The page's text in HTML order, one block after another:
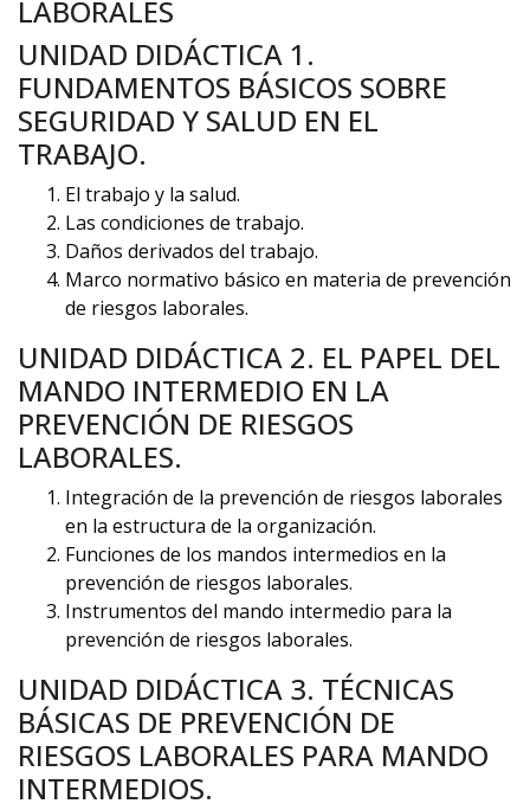
LABORALES
UNIDAD DIDÁCTICA 1.
FUNDAMENTOS BÁSICOS SOBRE
SEGURIDAD Y SALUD EN EL
TRABAJO.
El trabajo y la salud.
Las condiciones de trabajo.
Daños derivados del trabajo.
Marco normativo básico en materia de prevención
de riesgos laborales.
UNIDAD DIDÁCTICA 2. EL PAPEL DEL
MANDO INTERMEDIO EN LA
PREVENCIÓN DE RIESGOS
LABORALES.
Integración de la prevención de riesgos laborales
en la estructura de la organización.
Funciones de los mandos intermedios en la
prevención de riesgos laborales.
Instrumentos del mando intermedio para la
prevención de riesgos laborales.
UNIDAD DIDÁCTICA 3. TÉCNICAS
BÁSICAS DE PREVENCIÓN DE
RIESGOS LABORALES PARA MANDO
INTERMEDIOS.